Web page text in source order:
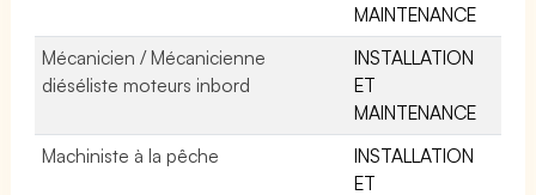
MAINTENANCE
Mécanicien / Mécanicienne
diéséliste moteurs inbord
INSTALLATION
ET
MAINTENANCE
Machiniste à la pêche
INSTALLATION
ET